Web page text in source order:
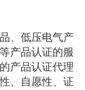
、低压电气产
产品认证的服
产品认证代理
、自愿性、证